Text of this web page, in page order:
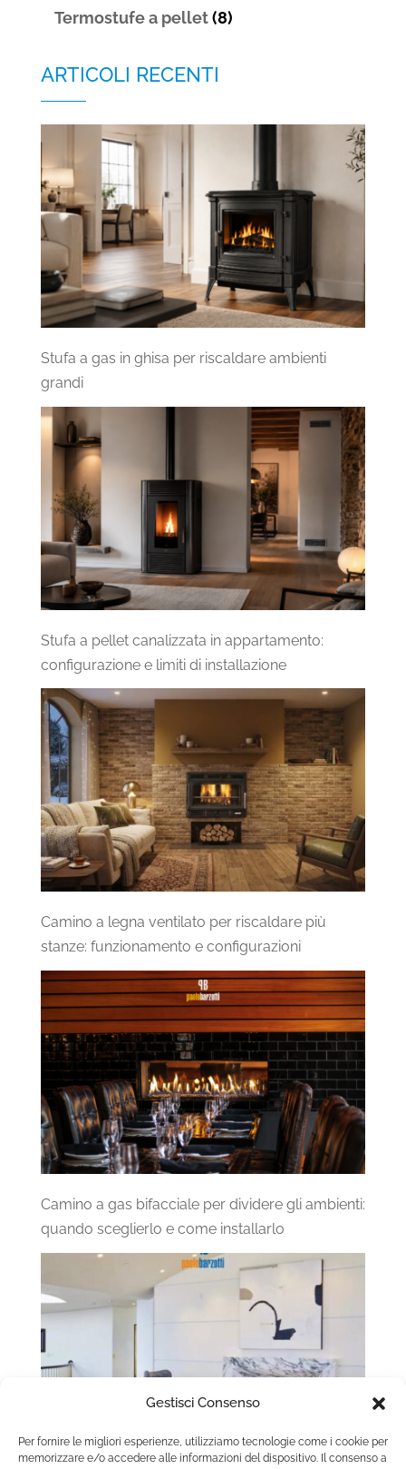
Gestisci Consenso
Per fornire le migliori esperienze, utilizziamo tecnologie come i cookie per
memorizzare e/o accedere alle informazioni del dispositivo. Il consenso a
Termostufe a pellet (8)
ARTICOLI RECENTI
Stufa a gas in ghisa per riscaldare ambienti
grandi
Stufa a pellet canalizzata in appartamento:
configurazione e limiti di installazione
Camino a legna ventilato per riscaldare più
stanze: funzionamento e configurazioni
Camino a gas bifacciale per dividere gli ambienti:
quando sceglierlo e come installarlo